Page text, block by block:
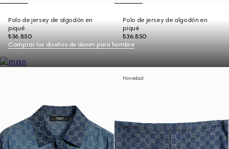
Polo de jersey de algodón en
piqué
₺36.850
Polo de jersey de algodón en
piqué
₺36.850
Comprar los diseños de denim para hombre
Novedad